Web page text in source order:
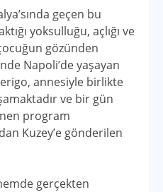
geçen bu
yoksulluğu, açlığı ve
gözünden
Napoli’de yaşayan
annesiyle birlikte
ve bir gün
program
Kuzey’e gönderilen
gerçekten